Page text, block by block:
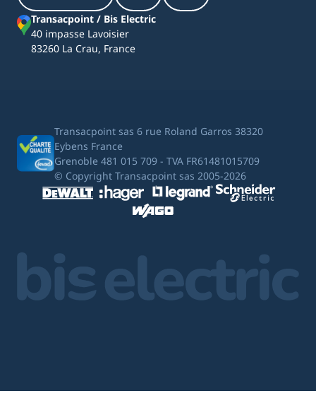
Transacpoint / Bis Electric
40 impasse Lavoisier
83260 La Crau, France
Transacpoint sas 6 rue Roland Garros 38320
Eybens France
Grenoble 481 015 709 - TVA FR61481015709
© Copyright Transacpoint sas 2005-2026